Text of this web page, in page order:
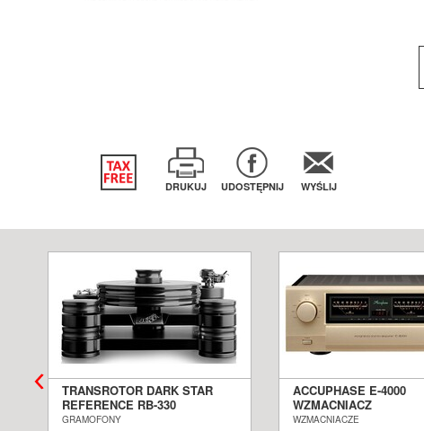
DRUKUJ UDOSTĘPNIJ WYŚLIJ
TRANSROTOR DARK STAR
REFERENCE RB-330
GRAMOFON ANALOGOWY
GRAMOFONY
ACCUPHASE E-4000
WZMACNIACZ
ZINTEGROWANY SALON
WZMACNIACZE